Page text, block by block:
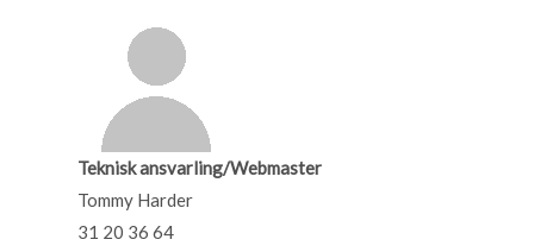
Teknisk ansvarling/Webmaster
Tommy Harder
31 20 36 64